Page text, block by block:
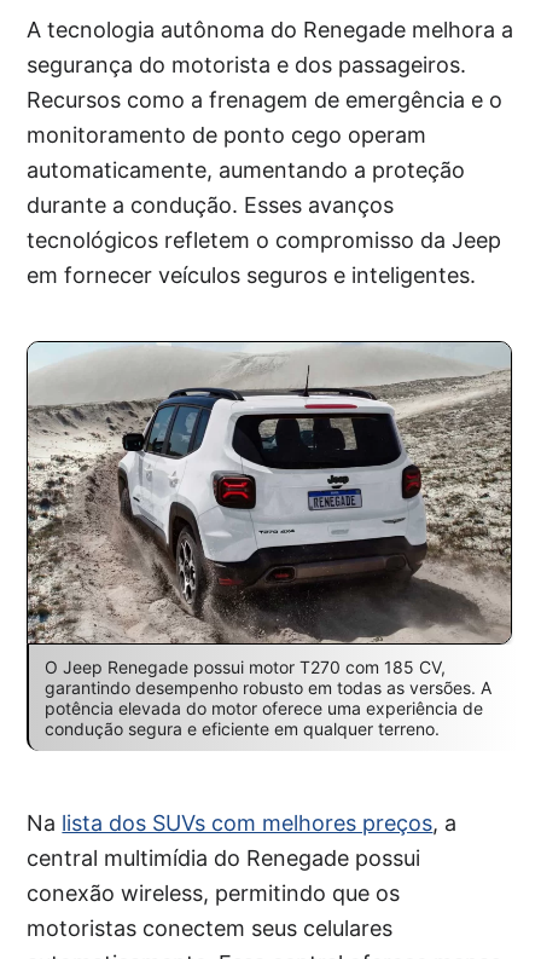
A tecnologia autônoma do Renegade melhora a
segurança do motorista e dos passageiros.
Recursos como a frenagem de emergência e o
monitoramento de ponto cego operam
automaticamente, aumentando a proteção
durante a condução. Esses avanços
tecnológicos refletem o compromisso da Jeep
em fornecer veículos seguros e inteligentes.
O Jeep Renegade possui motor T270 com 185 CV,
garantindo desempenho robusto em todas as versões. A
potência elevada do motor oferece uma experiência de
condução segura e eficiente em qualquer terreno.
Na lista dos SUVs com melhores preços, a
central multimídia do Renegade possui
conexão wireless, permitindo que os
motoristas conectem seus celulares